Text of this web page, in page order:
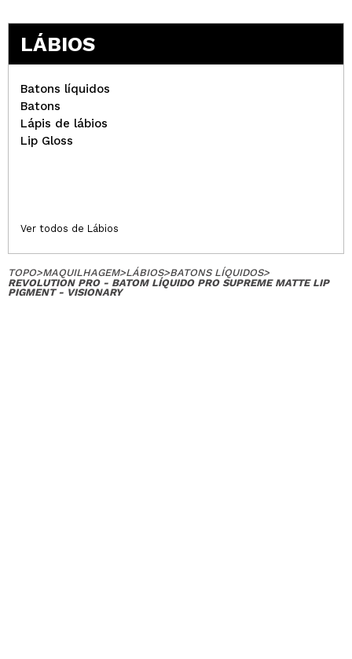
LÁBIOS
Batons líquidos
Batons
Lápis de lábios
Lip Gloss
Ver todos de Lábios
TOPO>MAQUILHAGEM>LÁBIOS>BATONS LÍQUIDOS>
REVOLUTION PRO - BATOM LÍQUIDO PRO SUPREME MATTE LIP
PIGMENT - VISIONARY